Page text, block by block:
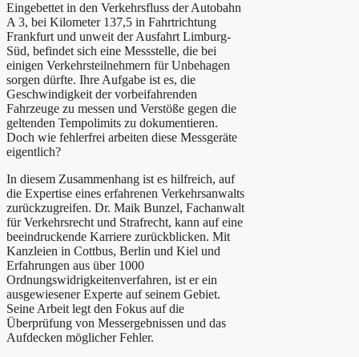
Eingebettet in den Verkehrsfluss der Autobahn
A 3, bei Kilometer 137,5 in Fahrtrichtung
Frankfurt und unweit der Ausfahrt Limburg-
Süd, befindet sich eine Messstelle, die bei
einigen Verkehrsteilnehmern für Unbehagen
sorgen dürfte. Ihre Aufgabe ist es, die
Geschwindigkeit der vorbeifahrenden
Fahrzeuge zu messen und Verstöße gegen die
geltenden Tempolimits zu dokumentieren.
Doch wie fehlerfrei arbeiten diese Messgeräte
eigentlich?
In diesem Zusammenhang ist es hilfreich, auf
die Expertise eines erfahrenen Verkehrsanwalts
zurückzugreifen. Dr. Maik Bunzel, Fachanwalt
für Verkehrsrecht und Strafrecht, kann auf eine
beeindruckende Karriere zurückblicken. Mit
Kanzleien in Cottbus, Berlin und Kiel und
Erfahrungen aus über 1000
Ordnungswidrigkeitenverfahren, ist er ein
ausgewiesener Experte auf seinem Gebiet.
Seine Arbeit legt den Fokus auf die
Überprüfung von Messergebnissen und das
Aufdecken möglicher Fehler.